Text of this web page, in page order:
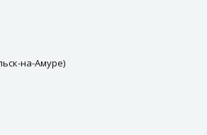
на-Амуре)